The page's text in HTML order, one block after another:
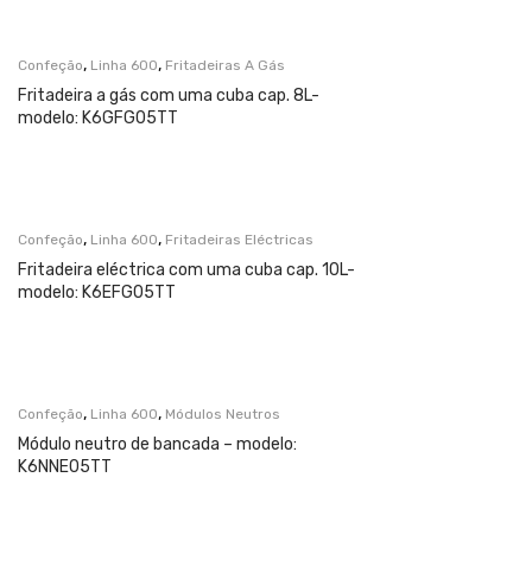
Confeção, Linha 600, Fritadeiras A Gás
Fritadeira a gás com uma cuba cap. 8L-
modelo: K6GFG05TT
Confeção, Linha 600, Fritadeiras Eléctricas
Fritadeira eléctrica com uma cuba cap. 10L-
modelo: K6EFG05TT
Confeção, Linha 600, Módulos Neutros
Módulo neutro de bancada – modelo:
K6NNE05TT